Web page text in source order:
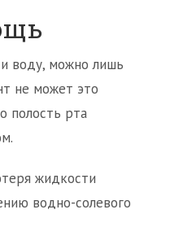
воду, можно лишь
не может это
полость рта
жидкости
водно-солевого